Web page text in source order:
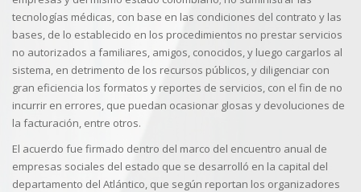
tecnologías médicas, con base en las condiciones del contrato y las
bases, de lo establecido en los procedimientos no prestar servicios
no autorizados a familiares, amigos, conocidos, y luego cargarlos al
sistema, en detrimento de los recursos públicos, y diligenciar con
gran eficiencia los formatos y reportes de servicios, con el fin de no
incurrir en errores, que puedan ocasionar glosas y devoluciones de
la facturación, entre otros.
El acuerdo fue firmado dentro del marco del encuentro anual de
empresas sociales del estado que se desarrolló en la capital del
departamento del Atlántico, que según reportan los organizadores